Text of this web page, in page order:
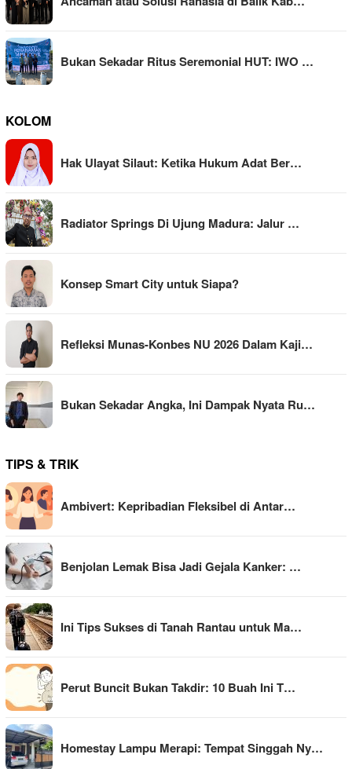
Bukan Sekadar Ritus Seremonial HUT: IWO …
KOLOM
Hak Ulayat Silaut: Ketika Hukum Adat Ber…
Radiator Springs Di Ujung Madura: Jalur …
Konsep Smart City untuk Siapa?
Refleksi Munas-Konbes NU 2026 Dalam Kaji…
Bukan Sekadar Angka, Ini Dampak Nyata Ru…
TIPS & TRIK
Ambivert: Kepribadian Fleksibel di Antar…
Benjolan Lemak Bisa Jadi Gejala Kanker: …
Ini Tips Sukses di Tanah Rantau untuk Ma…
Perut Buncit Bukan Takdir: 10 Buah Ini T…
Homestay Lampu Merapi: Tempat Singgah Ny…